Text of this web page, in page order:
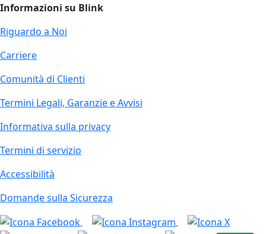
Informazioni su Blink
Riguardo a Noi
Carriere
Comunità di Clienti
Termini Legali, Garanzie e Avvisi
Informativa sulla privacy
Termini di servizio
Accessibilità
Domande sulla Sicurezza